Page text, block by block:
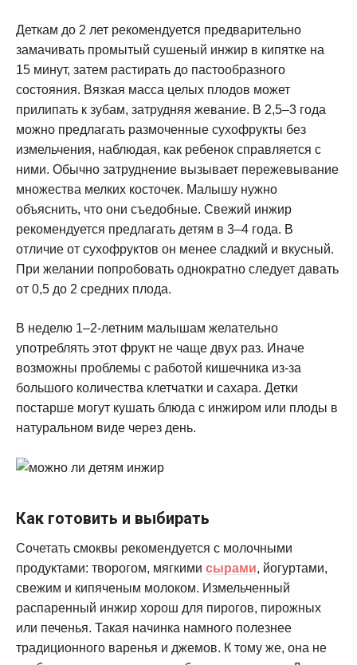
Деткам до 2 лет рекомендуется предварительно
замачивать промытый сушеный инжир в кипятке на
15 минут, затем растирать до пастообразного
состояния. Вязкая масса целых плодов может
прилипать к зубам, затрудняя жевание. В 2,5–3 года
можно предлагать размоченные сухофрукты без
измельчения, наблюдая, как ребенок справляется с
ними. Обычно затруднение вызывает пережевывание
множества мелких косточек. Малышу нужно
объяснить, что они съедобные. Свежий инжир
рекомендуется предлагать детям в 3–4 года. В
отличие от сухофруктов он менее сладкий и вкусный.
При желании попробовать однократно следует давать
от 0,5 до 2 средних плода.
В неделю 1–2-летним малышам желательно
употреблять этот фрукт не чаще двух раз. Иначе
возможны проблемы с работой кишечника из-за
большого количества клетчатки и сахара. Детки
постарше могут кушать блюда с инжиром или плоды в
натуральном виде через день.
Как готовить и выбирать
Сочетать смоквы рекомендуется с молочными
продуктами: творогом, мягкими сырами, йогуртами,
свежим и кипяченым молоком. Измельченный
распаренный инжир хорош для пирогов, пирожных
или печенья. Такая начинка намного полезнее
традиционного варенья и джемов. К тому же, она не